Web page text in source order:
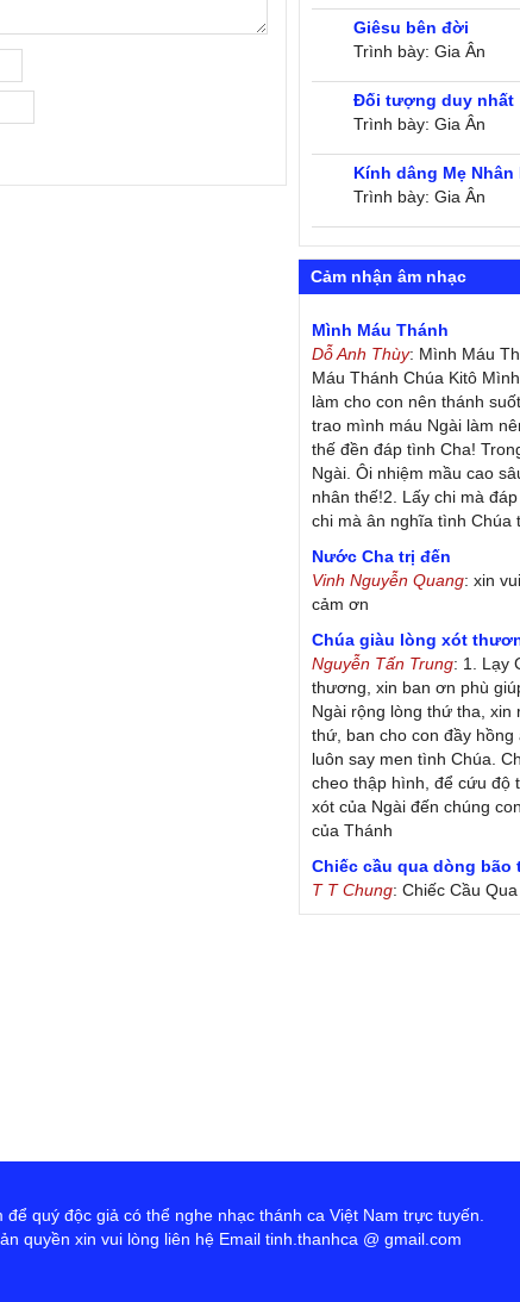
Giêsu bên đời
Trình bày: Gia Ân
Đối tượng duy nhất
Trình bày: Gia Ân
Kính dâng Mẹ Nhân
Trình bày: Gia Ân
Cảm nhận âm nhạc
Mình Máu Thánh
Dỗ Anh Thùy: Mình Máu
Máu Thánh Chúa Kitô
làm cho con nên thánh
trao mình máu Ngài làm
thế đền đáp tình Cha!
Ngài. Ôi nhiệm mầu cao
nhân thế!2. Lấy chi mà
chi mà ân nghĩa tình Chúa
Nước Cha trị đến
Vinh Nguyễn Quang: xin
cảm ơn
Chúa giàu lòng xót
Nguyễn Tấn Trung: 1. Lạy
thương, xin ban ơn phù
Ngài rộng lòng thứ tha, xin
thứ, ban cho con đầy
luôn say men tình Chúa.
cheo thập hình, để cứu độ
xót của Ngài đến chúng
của Thánh
Chiếc cầu qua dòng bão
T T Chung: Chiếc Cầu
Troubled Water by Simon
quý độc giả có thể nghe nhạc thánh ca Việt Nam trực tuyến.
quyền xin vui lòng liên hệ Email tinh.thanhca @ gmail.com